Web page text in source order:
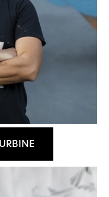
tecnici,